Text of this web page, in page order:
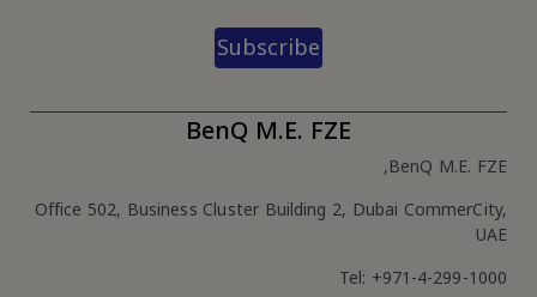
Subscribe
BenQ M.E. FZE
BenQ M.E. FZE,
Office 502, Business Cluster Building 2, Dubai CommerCity,
UAE
Tel: +971-4-299-1000